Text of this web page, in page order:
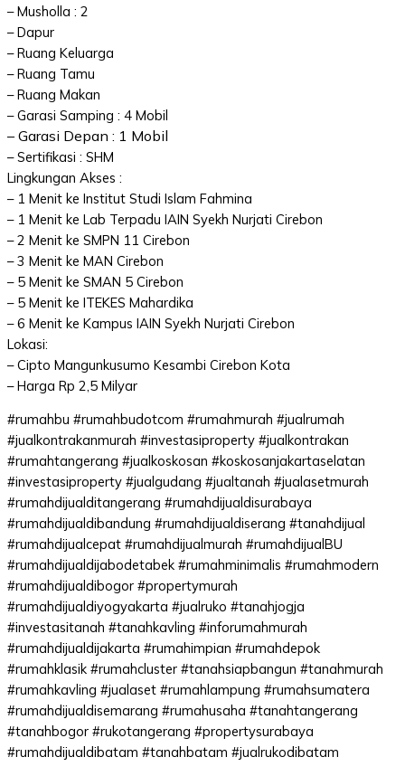
– Musholla : 2
– Dapur
– Ruang Keluarga
– Ruang Tamu
– Ruang Makan
– Garasi Samping : 4 Mobil
– Garasi Depan : 1 Mobil
– Sertifikasi : SHM
Lingkungan Akses :
– 1 Menit ke Institut Studi Islam Fahmina
– 1 Menit ke Lab Terpadu IAIN Syekh Nurjati Cirebon
– 2 Menit ke SMPN 11 Cirebon
– 3 Menit ke MAN Cirebon
– 5 Menit ke SMAN 5 Cirebon
– 5 Menit ke ITEKES Mahardika
– 6 Menit ke Kampus IAIN Syekh Nurjati Cirebon
Lokasi:
– Cipto Mangunkusumo Kesambi Cirebon Kota
– Harga Rp 2,5 Milyar
#rumahbu #rumahbudotcom #rumahmurah #jualrumah
#jualkontrakanmurah #investasiproperty #jualkontrakan
#rumahtangerang #jualkoskosan #koskosanjakartaselatan
#investasiproperty #jualgudang #jualtanah #jualasetmurah
#rumahdijualditangerang #rumahdijualdisurabaya
#rumahdijualdibandung #rumahdijualdiserang #tanahdijual
#rumahdijualcepat #rumahdijualmurah #rumahdijualBU
#rumahdijualdijabodetabek #rumahminimalis #rumahmodern
#rumahdijualdibogor #propertymurah
#rumahdijualdiyogyakarta #jualruko #tanahjogja
#investasitanah #tanahkavling #inforumahmurah
#rumahdijualdijakarta #rumahimpian #rumahdepok
#rumahklasik #rumahcluster #tanahsiapbangun #tanahmurah
#rumahkavling #jualaset #rumahlampung #rumahsumatera
#rumahdijualdisemarang #rumahusaha #tanahtangerang
#tanahbogor #rukotangerang #propertysurabaya
#rumahdijualdibatam #tanahbatam #jualrukodibatam